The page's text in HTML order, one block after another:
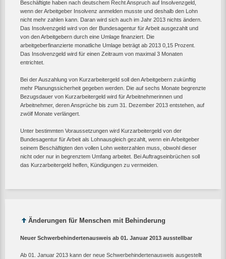
Beschäftigte haben nach deutschem Recht Anspruch auf Insolvenzgeld,
wenn der Arbeitgeber Insolvenz anmelden musste und deshalb den Lohn
nicht mehr zahlen kann. Daran wird sich auch im Jahr 2013 nichts ändern.
Das Insolvenzgeld wird von der Bundesagentur für Arbeit ausgezahlt und
von den Arbeitgebern durch eine Umlage finanziert. Die
arbeitgeberfinanzierte monatliche Umlage beträgt ab 2013 0,15 Prozent.
Das Insolvenzgeld wird für einen Zeitraum von maximal 3 Monaten
entrichtet.
Bei der Auszahlung von Kurzarbeitergeld soll den Arbeitgebern zukünftig
mehr Planungssicherheit gegeben werden. Die auf sechs Monate begrenzte
Bezugsdauer von Kurzarbeitergeld wird für Arbeitnehmerinnen und
Arbeitnehmer, deren Ansprüche bis zum 31. Dezember 2013 entstehen, auf
zwölf Monate verlängert.
Unter bestimmten Voraussetzungen wird Kurzarbeitergeld von der
Bundesagentur für Arbeit als Lohnausgleich gezahlt, wenn ein Arbeitgeber
seinem Beschäftigten den vollen Lohn weiterzahlen muss, obwohl dieser
nicht oder nur in begrenztem Umfang arbeitet. Bei Auftragseinbrüchen soll
das Kurzarbeitergeld helfen, Kündigungen zu vermeiden.
Änderungen für Menschen mit Behinderung
Neuer Schwerbehindertenausweis ab 01. Januar 2013 ausstellbar
Ab 01. Januar 2013 kann der neue Schwerbehindertenausweis ausgestellt